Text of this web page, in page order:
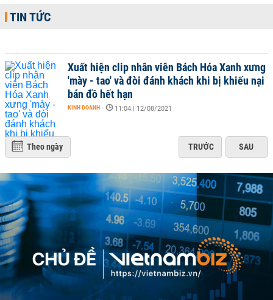
TIN TỨC
Xuất hiện clip nhân viên Bách Hóa Xanh xưng
'mày - tao' và đòi đánh khách khi bị khiếu nại
bán đồ hết hạn
KINH DOANH - 11:04 | 12/08/2021
Theo ngày TRƯỚC SAU